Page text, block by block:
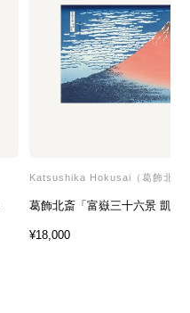
Katsushika Hokusai（葛飾北斎
葛飾北斎「富嶽三十六景 凱風
セ
¥18,000